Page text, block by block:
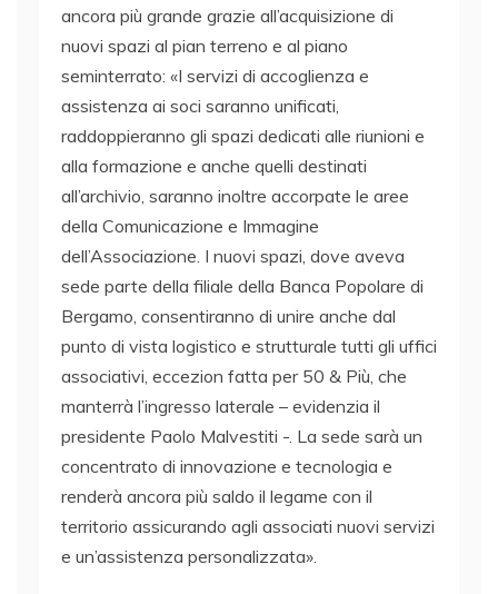
ancora più grande grazie all’acquisizione di
nuovi spazi al pian terreno e al piano
seminterrato: «I servizi di accoglienza e
assistenza ai soci saranno unificati,
raddoppieranno gli spazi dedicati alle riunioni e
alla formazione e anche quelli destinati
all’archivio, saranno inoltre accorpate le aree
della Comunicazione e Immagine
dell’Associazione. I nuovi spazi, dove aveva
sede parte della filiale della Banca Popolare di
Bergamo, consentiranno di unire anche dal
punto di vista logistico e strutturale tutti gli uffici
associativi, eccezion fatta per 50 & Più, che
manterrà l’ingresso laterale – evidenzia il
presidente Paolo Malvestiti -. La sede sarà un
concentrato di innovazione e tecnologia e
renderà ancora più saldo il legame con il
territorio assicurando agli associati nuovi servizi
e un’assistenza personalizzata».